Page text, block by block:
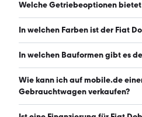
Der Fiat Doblo 1.6 hat
Welche Getriebeoptionen bietet
Der Fiat Doblo 1.6 ist mit
In welchen Farben ist der Fiat
Den Fiat Doblo 1.6 gibt es in
Die häufigste Farbe ist weiß.
In welchen Bauformen gibt es
Den Fiat Doblo 1.6 gibt es in
(Stand: 10.8.2026)
Wie kann ich auf mobile.de
Gebrauchtwagen verkaufen?
Alle Informationen zum Verkauf